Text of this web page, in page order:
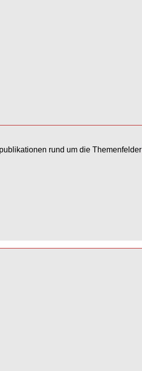
rund um die Themenfelder